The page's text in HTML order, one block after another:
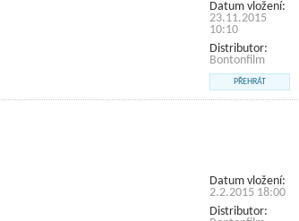
Datum vložení:
23.11.2015
10:10
Distributor:
Bontonfilm
PŘEHRÁT
Datum vložení:
2.2.2015 18:00
Distributor: